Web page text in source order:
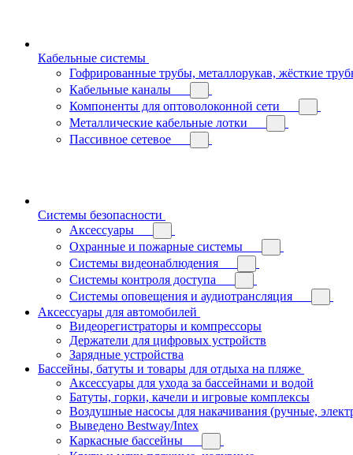
Кабельные системы
Гофрированные трубы, металлорукав, жёсткие
Кабельные каналы
Компоненты для оптоволоконной сети
Металлические кабельные лотки
Пассивное сетевое
Системы безопасности
Аксессуары
Охранные и пожарные системы
Системы видеонаблюдения
Системы контроля доступа
Системы оповещения и аудиотрансляция
Аксессуары для автомобилей
Видеорегистраторы и компрессоры
Держатели для цифровых устройств
Зарядные устройства
Бассейны, батуты и товары для отдыха на пляже
Аксессуары для ухода за бассейнами и водой
Батуты, горки, качели и игровые комплексы
Воздушные насосы для накачивания (ручные,
Выведено Bestway/Intex
Каркасные бассейны